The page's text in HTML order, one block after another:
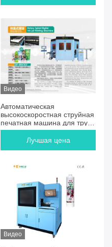
Видео
Автоматическая
высокоскоростная струйная
печатная машина для труб
с 7 печатающими головами
одновременно
Лучшая цена
Видео